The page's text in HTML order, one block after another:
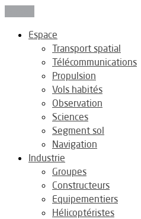
Espace
Transport spatial
Télécommunications
Propulsion
Vols habités
Observation
Sciences
Segment sol
Navigation
Industrie
Groupes
Constructeurs
Equipementiers
Hélicoptéristes